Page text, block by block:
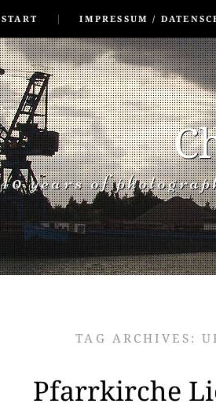
START
IMPRESSUM /
40 years of
TAG ARCHIVES:
Pfarrkirche